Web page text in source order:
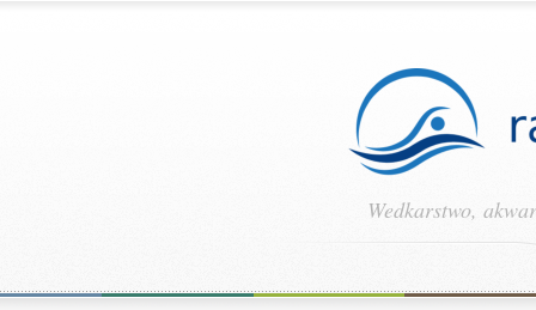
Wedkarstwo,